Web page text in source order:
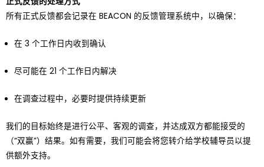
所有正式反馈都会记录在 BEACON 的反馈管理系统中，以确保：
在 3 个工作日内收到确认
尽可能在 21 个工作日内解决
在调查过程中，必要时提供持续更新
我们的目标始终是进行公平、客观的调查，并达成双方都能接受的
（“双赢”）结果。如有需要，我们可能会将您转介给学校辅导员以提
供额外支持。